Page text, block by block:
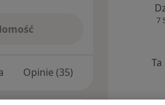
Opinie (35)
7